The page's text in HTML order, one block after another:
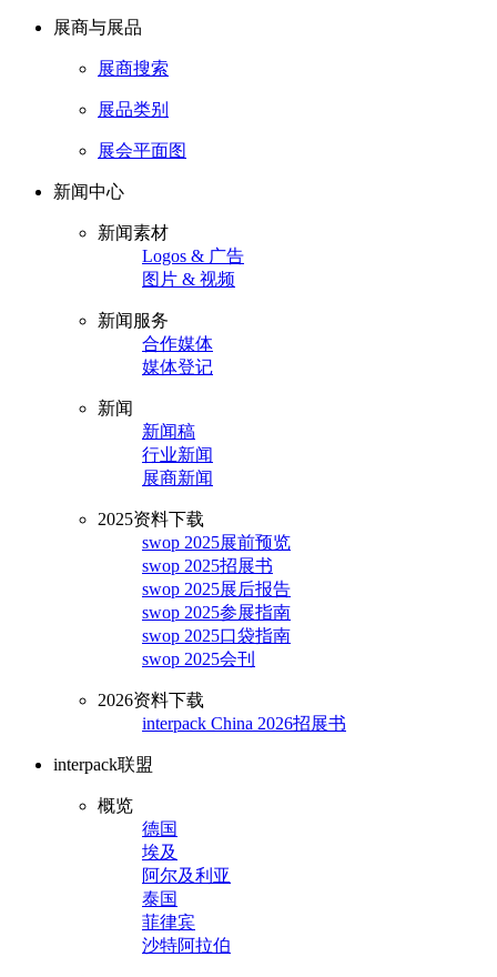
展商与展品
展商搜索
展品类别
展会平面图
新闻中心
新闻素材
Logos & 广告
图片 & 视频
新闻服务
合作媒体
媒体登记
新闻
新闻稿
行业新闻
展商新闻
2025资料下载
swop 2025展前预览
swop 2025招展书
swop 2025展后报告
swop 2025参展指南
swop 2025口袋指南
swop 2025会刊
2026资料下载
interpack China 2026招展书
interpack联盟
概览
德国
埃及
阿尔及利亚
泰国
菲律宾
沙特阿拉伯